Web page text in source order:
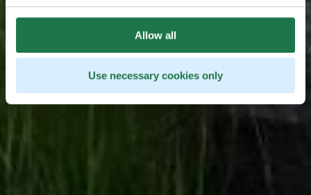
Allow all
Use necessary cookies only